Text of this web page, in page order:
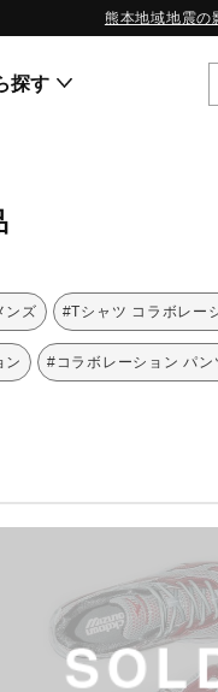
熊本地域地震の
探す
W.PROPHECY1｜
WP MAGIC MITA｜
WP STRAP｜特集
スペシャルカラー
見る
ンズ #Tシャツ コラボレー
ン #コラボレーション パン